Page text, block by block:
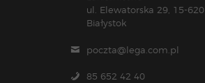
ul. Elewatorska 29, 15-620
Białystok
poczta@lega.com.pl
85 652 42 40